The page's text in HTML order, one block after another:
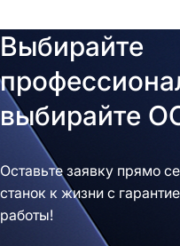
Выбирайте
выбирайте
Оставьте заявку прямо
станок к жизни с
работы!